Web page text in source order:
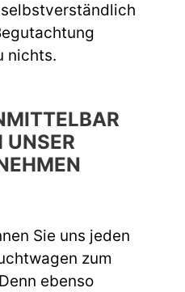
nichts.
UNSER
Sie uns jeden
zum
ebenso